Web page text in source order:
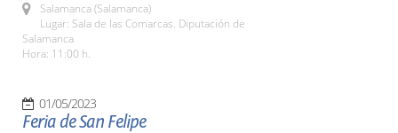
Salamanca (Salamanca)
Lugar: Sala de las Comarcas. Diputación de
Salamanca
Hora: 11:00 h.
01/05/2023
Feria de San Felipe